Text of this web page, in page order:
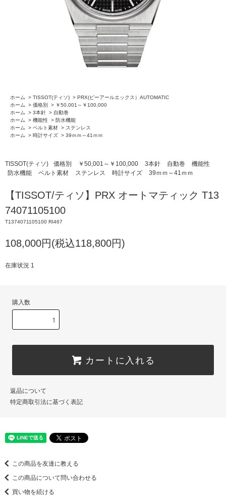
ホーム > TISSOT(ティソ) > PRX(ピーアールエックス）AUTOMATIC
ホーム
> 価格別 > ￥50,001～￥100,000
ホーム
> 3本針 > 自動巻
ホーム
> 機能性 > 防水機能
ホーム
> ベルト素材 > ステンレス
ホーム
> 時計サイズ > 39ｍｍ～41ｍｍ
TISSOT(ティソ) 価格別 ￥50,001～￥100,000 3本針 自動巻
機能性
防水機能
ベルト素材 ステンレス 時計サイズ 39ｍｍ～41ｍｍ
【TISSOT/ティソ】PRX オートマティック T13
74071105100
T1374071105100 RI467
108,000円(税込118,800円)
在庫状況 1
購入数
カートに入れる
返品について
特定商取引法に基づく表記
この商品を友達に教える
この商品について問い合わせる
買い物を続ける